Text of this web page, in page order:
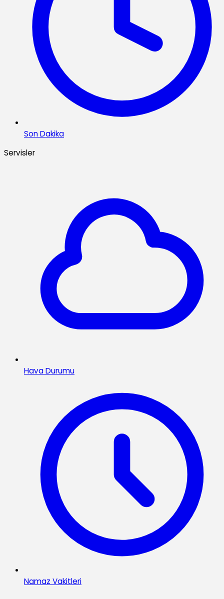
Son Dakika
Servisler
Hava Durumu
Namaz Vakitleri